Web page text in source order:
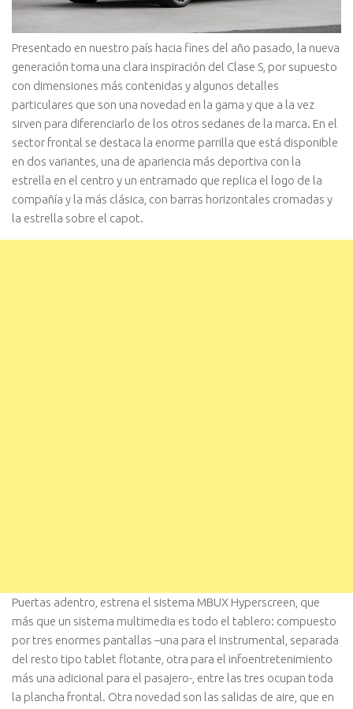
Presentado en nuestro país hacia fines del año pasado, la nueva
generación toma una clara inspiración del Clase S, por supuesto
con dimensiones más contenidas y algunos detalles
particulares que son una novedad en la gama y que a la vez
sirven para diferenciarlo de los otros sedanes de la marca. En el
sector frontal se destaca la enorme parrilla que está disponible
en dos variantes, una de apariencia más deportiva con la
estrella en el centro y un entramado que replica el logo de la
compañía y la más clásica, con barras horizontales cromadas y
la estrella sobre el capot.
Puertas adentro, estrena el sistema MBUX Hyperscreen, que
más que un sistema multimedia es todo el tablero: compuesto
por tres enormes pantallas –una para el instrumental, separada
del resto tipo tablet flotante, otra para el infoentretenimiento
más una adicional para el pasajero-, entre las tres ocupan toda
la plancha frontal. Otra novedad son las salidas de aire, que en